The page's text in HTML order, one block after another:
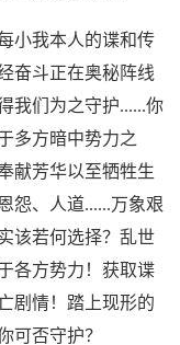
我本人的谍和传
奋斗正在奥秘阵线
我们为之守护......你
多方暗中势力之
献芳华以至牺牲生
怨、人道......万象艰
该若何选择？乱世
各方势力！获取谍
剧情！踏上现形的
可否守护？